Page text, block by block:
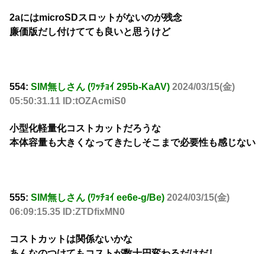
2aにはmicroSDスロットがないのが残念
廉価版だし付けてても良いと思うけど
554: SIM無しさん (ﾜｯﾁｮｲ 295b-KaAV) 2024/03/15(金)
05:50:31.11 ID:tOZAcmiS0
小型化軽量化コストカットだろうな
本体容量も大きくなってきたしそこまで必要性も感じない
555: SIM無しさん (ﾜｯﾁｮｲ ee6e-g/Be) 2024/03/15(金)
06:09:15.35 ID:ZTDfixMN0
コストカットは関係ないかな